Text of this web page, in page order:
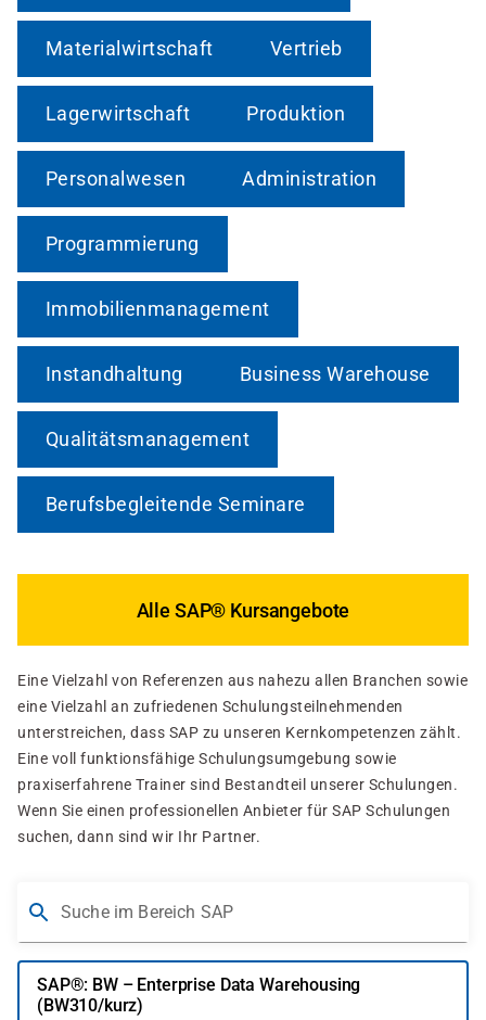
Materialwirtschaft Vertrieb
Lagerwirtschaft Produktion
Personalwesen Administration
Programmierung
Immobilienmanagement
Instandhaltung Business Warehouse
Qualitätsmanagement
Berufsbegleitende Seminare
Alle SAP® Kursangebote
Eine Vielzahl von Referenzen aus nahezu allen Branchen sowie
eine Vielzahl an zufriedenen Schulungsteilnehmenden
unterstreichen, dass SAP zu unseren Kernkompetenzen zählt.
Eine voll funktionsfähige Schulungsumgebung sowie
praxiserfahrene Trainer sind Bestandteil unserer Schulungen.
Wenn Sie einen professionellen Anbieter für SAP Schulungen
suchen, dann sind wir Ihr Partner.
Suche im Bereich SAP
SAP®: BW – Enterprise Data Warehousing
(BW310/kurz)